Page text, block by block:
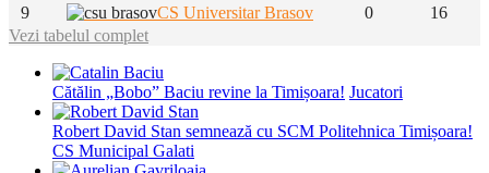
9
CS Universitar Brasov 0
16
Vezi tabelul complet
Cătălin „Bobo” Baciu revine la Timișoara! Jucatori
Robert David Stan semnează cu SCM Politehnica Timișoara!
CS Municipal Galati